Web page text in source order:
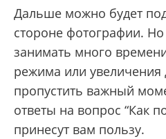
Дальше можно будет
стороне фотографии.
занимать много
режима или увеличения
пропустить важный
ответы на вопрос “Как
принесут вам пользу.